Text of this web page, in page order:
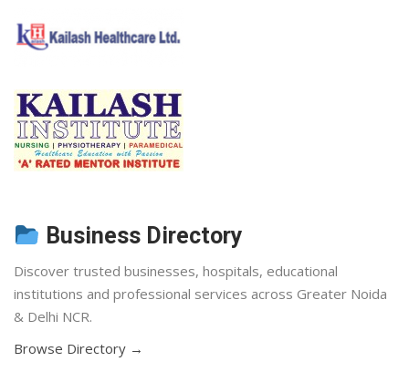
Business Directory
Discover trusted businesses, hospitals, educational
institutions and professional services across Greater Noida
& Delhi NCR.
Browse Directory →